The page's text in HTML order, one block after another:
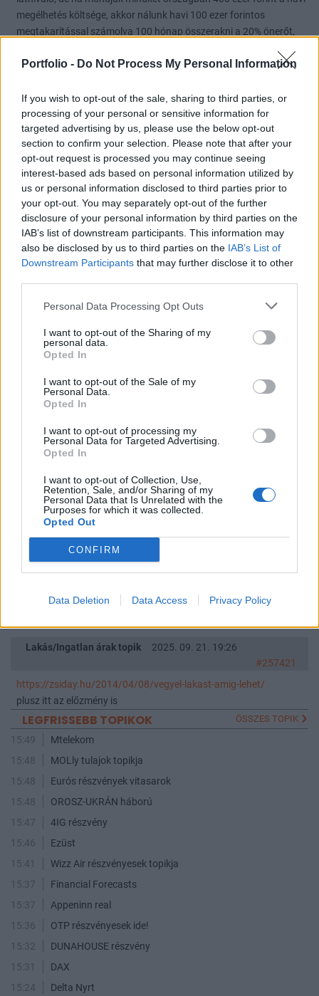
Portfolio - Do Not Process My Personal Information
If you wish to opt-out of the sale, sharing to third parties, or
processing of your personal or sensitive information for
targeted advertising by us, please use the below opt-out
section to confirm your selection. Please note that after your
opt-out request is processed you may continue seeing
interest-based ads based on personal information utilized by
us or personal information disclosed to third parties prior to
your opt-out. You may separately opt-out of the further
disclosure of your personal information by third parties on the
IAB’s list of downstream participants. This information may
also be disclosed by us to third parties on the IAB’s List of
Downstream Participants that may further disclose it to other
Personal Data Processing Opt Outs
I want to opt-out of the Sharing of my
personal data.
Opted In
I want to opt-out of the Sale of my
Personal Data.
Opted In
I want to opt-out of processing my
Personal Data for Targeted Advertising.
Opted In
I want to opt-out of Collection, Use,
Retention, Sale, and/or Sharing of my
Personal Data that Is Unrelated with the
Purposes for which it was collected.
Opted Out
CONFIRM
Data Deletion Data Access Privacy Policy
megélhetés költsége, akkor nálunk havi 100 ezer forintos
megtakarítással számolva 100 hónap összerakni a 20% önerőt,
#258923
nem te találtad meg a játékszabályokat, hanem a játékszabályok
alakultak 2010 óta úgy, hogy te azzal pont jól jártál, mivel
felfoghatatlan adófizetői összegek mentek az ingatlanpiacra. ez
nem csak rád igaz, van a hozzád hasonló nagyokosból még pár a
fórumon. a kapitalizmusról meg annyit, hogy akkor szerinted
legyen verseny, tehát az összes ingatlanpiac torzító állami illetve
jegybanki beavatkozást be kellene szüntetni? ezzel egyet tudok
érteni, ha jól értelek.
https://www.youtube.com/watch?v=bBBveYNR9dg
szegény srác is kapja az ívet a videói alatt izomtól. jól telhet a
nyaralás
Lakás/Ingatlan árak topik
2025. 09. 21. 22:27
hogy aki a flasztert koptatja reggeltől estig, és az ingatlanpiac
minden apró rezdülését figyeli, annak sokkal pontosabb
számító zsidaynak, vagy akár egy olyan ingatlan befektetőnek,
akinek 5-10 évente van 1 tranzakciója.
Lakás/Ingatlan árak topik
2025. 09. 21. 19:29
https://zsiday.hu/2012/08/13/olcsok-e-a-magyar-lakasok/
https://zsiday.hu/2014/10/20/sose-volt-meg-ilyen-olcso-a-lakas/
na meg ezek, az első 2012 augusztusi
Lakás/Ingatlan árak topik
2025. 09. 21. 19:26
#257421
https://zsiday.hu/2014/04/08/vegyel-lakast-amig-lehet/
plusz itt az előzmény is
LEGFRISSEBB TOPIKOK ÖSSZES TOPIK
15:49
Mtelekom
15:48
MOLly tulajok topikja
15:48
Eurós részvények vitasarok
15:48
OROSZ-UKRÁN háború
15:47
4IG részvény
15:46
Ezüst
15:41
Wizz Air részvényesek topikja
15:37
Financial Forecasts
15:37
Appeninn real
15:36
OTP részvényesek ide!
15:32
DUNAHOUSE részvény
15:31
DAX
15:24
Delta Nyrt